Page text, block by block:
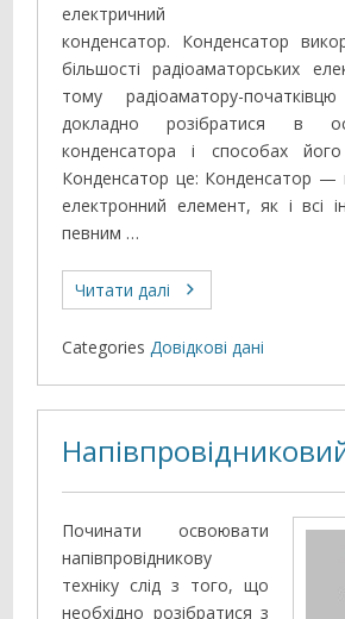
електричний
конденсатор. Конденсатор
більшості радіоаматорських
тому радіоаматору-
докладно розібратися в
конденсатора і способах його
Конденсатор це: Конденсатор —
електронний елемент, як і всі
певним …
Читати далі
Categories Довідкові дані
Починати освоювати
напівпровідникову
техніку слід з того, що
необхідно розібратися з